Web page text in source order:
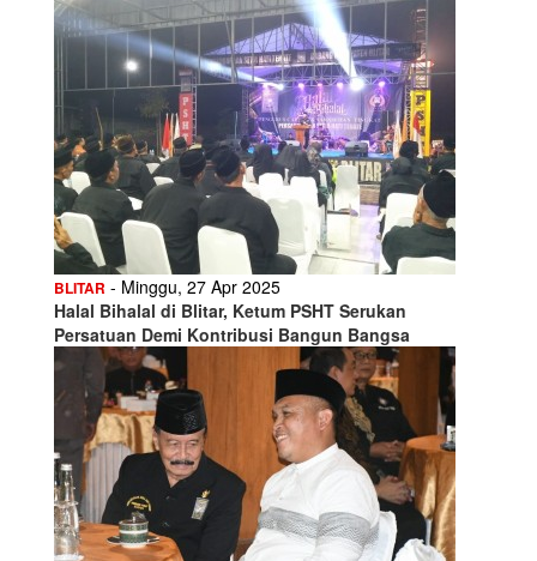
BLITAR - Minggu, 27 Apr 2025
Halal Bihalal di Blitar, Ketum PSHT Serukan
Persatuan Demi Kontribusi Bangun Bangsa